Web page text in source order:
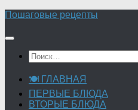
Перейти
содержимому
Пошаговые рецепты
Найти:
🍽 ГЛАВНАЯ
ПЕРВЫЕ БЛЮДА
ВТОРЫЕ БЛЮДА